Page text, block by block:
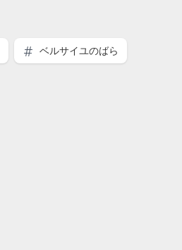
ベルサイユのばら